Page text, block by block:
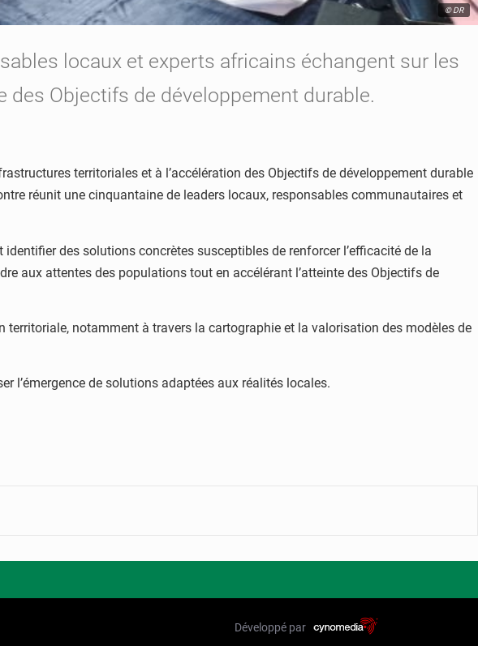
© DR
locaux et experts africains échangent sur les
des Objectifs de développement durable.
territoriales et à l’accélération des Objectifs de développement durable
réunit une cinquantaine de leaders locaux, responsables communautaires et
des solutions concrètes susceptibles de renforcer l’efficacité de la
aux attentes des populations tout en accélérant l’atteinte des Objectifs de
notamment à travers la cartographie et la valorisation des modèles de
l’émergence de solutions adaptées aux réalités locales.
Développé par